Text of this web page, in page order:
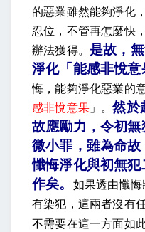
的惡業雖然能夠淨化
忍位，不管再怎麼快
辦法獲得。 是故，
淨化「能感非悅意
悔，能夠淨化惡業的
感非悅意果 」。然於
故應勵力，令初
微小罪，雖為命
懺悔淨化與初無
作矣。
如果透由懺
有染犯，這兩者沒有
不需要在這一方面如